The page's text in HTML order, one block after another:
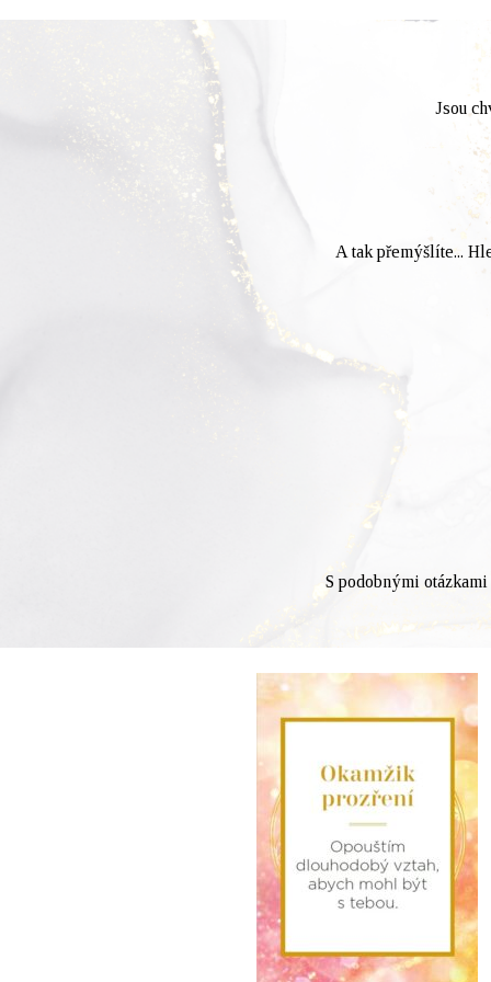
Jsou
A tak přemýšlíte...
S podobnými